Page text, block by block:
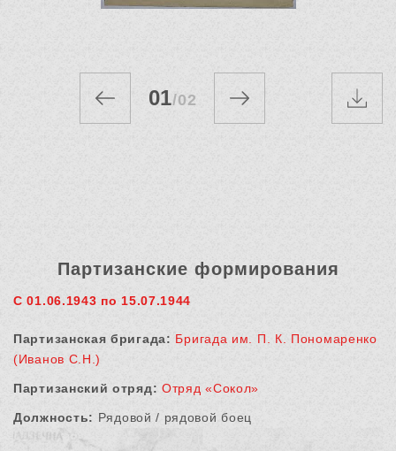
01/02
Партизанские формирования
С 01.06.1943 по 15.07.1944
Партизанская бригада: Бригада им. П. К. Пономаренко
(Иванов С.Н.)
Партизанский отряд: Отряд «Сокол»
Должность: Рядовой / рядовой боец